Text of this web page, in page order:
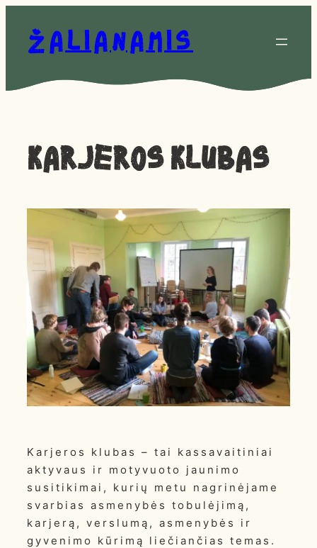
prie
turinio
Žalianamis
Karjeros klubas
Karjeros klubas – tai kassavaitiniai
aktyvaus ir motyvuoto jaunimo
susitikimai, kurių metu nagrinėjame
svarbias asmenybės tobulėjimą,
karjerą, verslumą, asmenybės ir
gyvenimo kūrimą liečiančias temas.